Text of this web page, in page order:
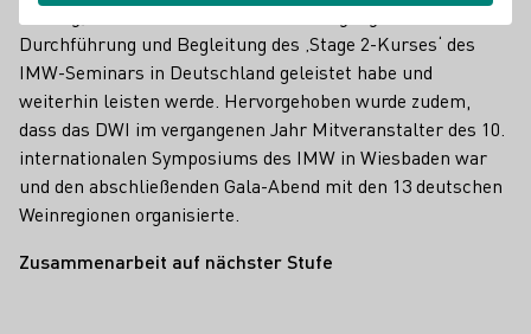
Beitrag, den das DWI bereits in der Vergangenheit mit der
Durchführung und Begleitung des ‚Stage 2-Kurses‘ des
IMW-Seminars in Deutschland geleistet habe und
weiterhin leisten werde. Hervorgehoben wurde zudem,
dass das DWI im vergangenen Jahr Mitveranstalter des 10.
internationalen Symposiums des IMW in Wiesbaden war
und den abschließenden Gala-Abend mit den 13 deutschen
Weinregionen organisierte.
Zusammenarbeit auf nächster Stufe